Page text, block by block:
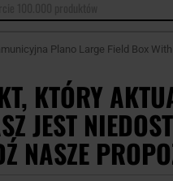
Plano Large Field Box
KTÓRY
JEST
NASZE